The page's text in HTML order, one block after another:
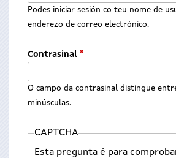
Podes iniciar sesión co teu nome de
enderezo de correo electrónico.
Contrasinal *
O campo da contrasinal distingue
minúsculas.
CAPTCHA
Esta pregunta é para